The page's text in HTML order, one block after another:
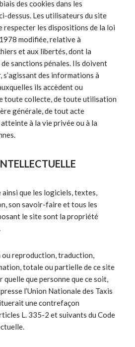
des cookies dans les
dessus. Les utilisateurs du site
respecter les dispositions de la loi
modifiée, relative à
et aux libertés, dont la
sanctions pénales. Ils doivent
s’agissant des informations à
ils accèdent ou
toute collecte, de toute utilisation
générale, de tout acte
à la vie privée ou à la
que les logiciels, textes,
son savoir-faire et tous les
le site sont la propriété
reproduction, traduction,
totale ou partielle de ce site
quelle que personne que ce soit,
l’Union Nationale des Taxis
une contrefaçon
L. 335-2 et suivants du Code